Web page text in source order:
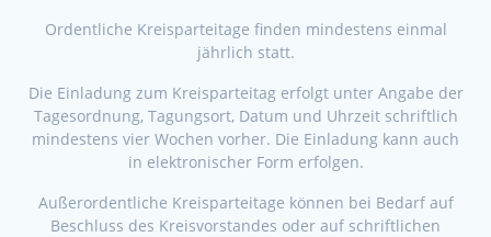
Ordentliche Kreisparteitage finden mindestens einmal
jährlich statt.
Die Einladung zum Kreisparteitag erfolgt unter Angabe der
Tagesordnung, Tagungsort, Datum und Uhrzeit schriftlich
mindestens vier Wochen vorher. Die Einladung kann auch
in elektronischer Form erfolgen.
Außerordentliche Kreisparteitage können bei Bedarf auf
Beschluss des Kreisvorstandes oder auf schriftlichen